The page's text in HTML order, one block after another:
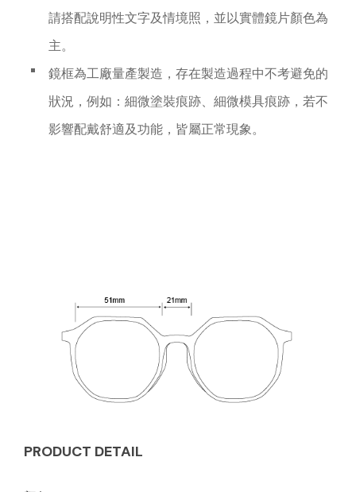
請搭配說明性文字及情境照，並以實體鏡片顏色為
主。
鏡框為工廠量產製造，存在製造過程中不考避免的
狀況，例如：細微塗裝痕跡、細微模具痕跡，若不
影響配戴舒適及功能，皆屬正常現象。
PRODUCT DETAIL